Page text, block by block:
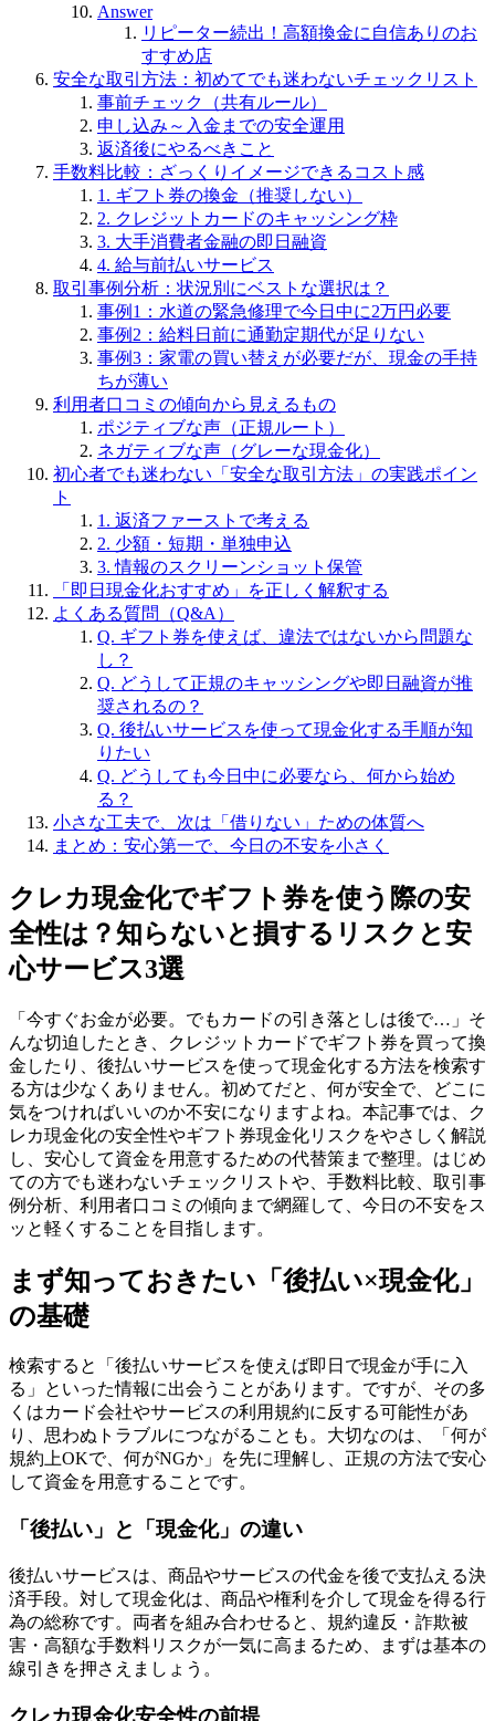
Answer
リピーター続出！高額換金に自信ありのお
すすめ店
安全な取引方法：初めてでも迷わないチェックリスト
事前チェック（共有ルール）
申し込み～入金までの安全運用
返済後にやるべきこと
手数料比較：ざっくりイメージできるコスト感
1. ギフト券の換金（推奨しない）
2. クレジットカードのキャッシング枠
3. 大手消費者金融の即日融資
4. 給与前払いサービス
取引事例分析：状況別にベストな選択は？
事例1：水道の緊急修理で今日中に2万円必要
事例2：給料日前に通勤定期代が足りない
事例3：家電の買い替えが必要だが、現金の手持
ちが薄い
利用者口コミの傾向から見えるもの
ポジティブな声（正規ルート）
ネガティブな声（グレーな現金化）
初心者でも迷わない「安全な取引方法」の実践ポイン
ト
1. 返済ファーストで考える
2. 少額・短期・単独申込
3. 情報のスクリーンショット保管
「即日現金化おすすめ」を正しく解釈する
よくある質問（Q&A）
Q. ギフト券を使えば、違法ではないから問題な
し？
Q. どうして正規のキャッシングや即日融資が推
奨されるの？
Q. 後払いサービスを使って現金化する手順が知
りたい
Q. どうしても今日中に必要なら、何から始め
る？
小さな工夫で、次は「借りない」ための体質へ
まとめ：安心第一で、今日の不安を小さく
クレカ現金化でギフト券を使う際の安
全性は？知らないと損するリスクと安
心サービス3選
「今すぐお金が必要。でもカードの引き落としは後で…」そ
んな切迫したとき、クレジットカードでギフト券を買って換
金したり、後払いサービスを使って現金化する方法を検索す
る方は少なくありません。初めてだと、何が安全で、どこに
気をつければいいのか不安になりますよね。本記事では、ク
レカ現金化の安全性やギフト券現金化リスクをやさしく解説
し、安心して資金を用意するための代替策まで整理。はじめ
ての方でも迷わないチェックリストや、手数料比較、取引事
例分析、利用者口コミの傾向まで網羅して、今日の不安をス
ッと軽くすることを目指します。
まず知っておきたい「後払い×現金化」
の基礎
検索すると「後払いサービスを使えば即日で現金が手に入
る」といった情報に出会うことがあります。ですが、その多
くはカード会社やサービスの利用規約に反する可能性があ
り、思わぬトラブルにつながることも。大切なのは、「何が
規約上OKで、何がNGか」を先に理解し、正規の方法で安心
して資金を用意することです。
「後払い」と「現金化」の違い
後払いサービスは、商品やサービスの代金を後で支払える決
済手段。対して現金化は、商品や権利を介して現金を得る行
為の総称です。両者を組み合わせると、規約違反・詐欺被
害・高額な手数料リスクが一気に高まるため、まずは基本の
線引きを押さえましょう。
クレカ現金化安全性の前提